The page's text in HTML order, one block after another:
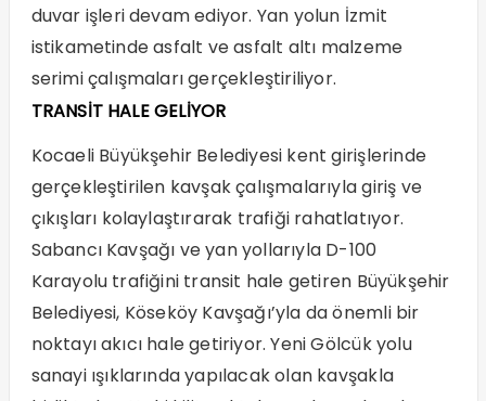
duvar işleri devam ediyor. Yan yolun İzmit
istikametinde asfalt ve asfalt altı malzeme
serimi çalışmaları gerçekleştiriliyor.
TRANSİT HALE GELİYOR
Kocaeli Büyükşehir Belediyesi kent girişlerinde
gerçekleştirilen kavşak çalışmalarıyla giriş ve
çıkışları kolaylaştırarak trafiği rahatlatıyor.
Sabancı Kavşağı ve yan yollarıyla D-100
Karayolu trafiğini transit hale getiren Büyükşehir
Belediyesi, Köseköy Kavşağı’yla da önemli bir
noktayı akıcı hale getiriyor. Yeni Gölcük yolu
sanayi ışıklarında yapılacak olan kavşakla